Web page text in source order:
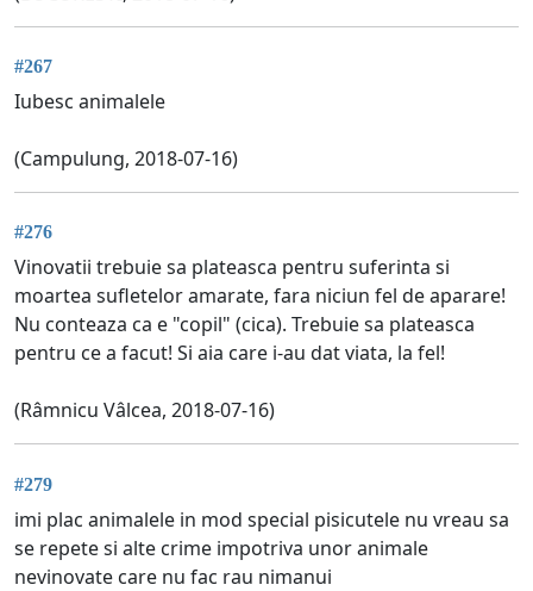
#267
Iubesc animalele
(Campulung, 2018-07-16)
#276
Vinovatii trebuie sa plateasca pentru suferinta si
moartea sufletelor amarate, fara niciun fel de aparare!
Nu conteaza ca e "copil" (cica). Trebuie sa plateasca
pentru ce a facut! Si aia care i-au dat viata, la fel!
(Râmnicu Vâlcea, 2018-07-16)
#279
imi plac animalele in mod special pisicutele nu vreau sa
se repete si alte crime impotriva unor animale
nevinovate care nu fac rau nimanui